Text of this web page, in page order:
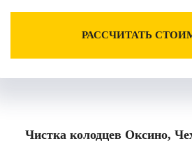
РАССЧИТАТЬ
Чистка колодцев Оксино,